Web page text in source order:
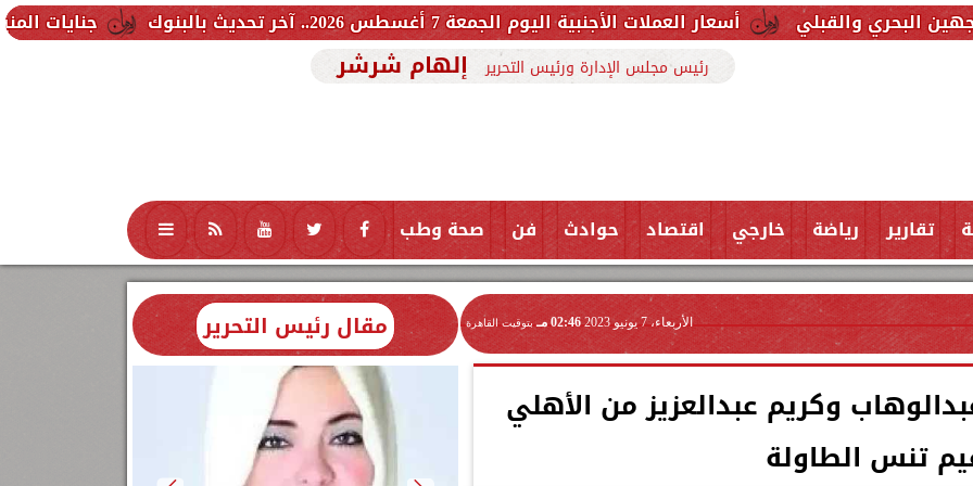
جنايات المنيا: الإعدام أسعار العملات الأجنبية اليوم الجمعة 7 أغسطس 2026.. آخر تحديث بالبنوك
رئيس مجلس الإدارة ورئيس التحرير إلهام شرشر
تقارير رياضة خارجي اقتصاد حوادث فن صحة وطب تكنولوجيا منوعات محافظات
الأربعاء، 7 يونيو 2023 02:46 مـ بتوقيت القاهرة
وكريم عبدالعزيز من الأهلي
تنس الطاولة
مقال رئيس التحرير